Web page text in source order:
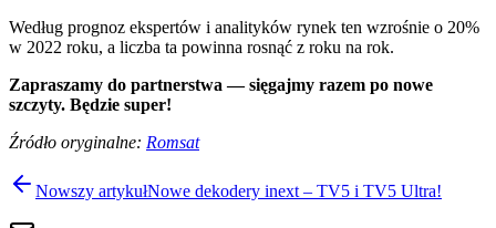
Według prognoz ekspertów i analityków rynek ten wzrośnie o 20%
w 2022 roku, a liczba ta powinna rosnąć z roku na rok.
Zapraszamy do partnerstwa — sięgajmy razem po nowe
szczyty. Będzie super!
Źródło oryginalne: Romsat
Nowszy artykułNowe dekodery inext – TV5 i TV5 Ultra!